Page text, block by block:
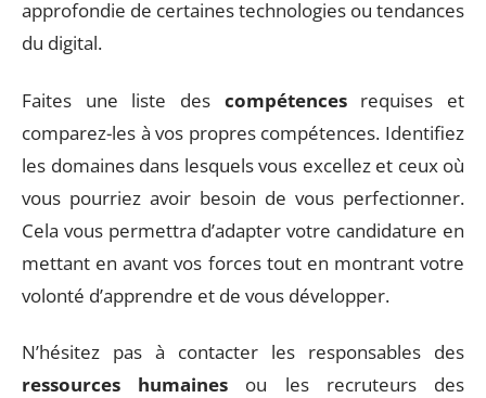
approfondie de certaines technologies ou tendances
du digital.
Faites une liste des compétences requises et
comparez-les à vos propres compétences. Identifiez
les domaines dans lesquels vous excellez et ceux où
vous pourriez avoir besoin de vous perfectionner.
Cela vous permettra d’adapter votre candidature en
mettant en avant vos forces tout en montrant votre
volonté d’apprendre et de vous développer.
N’hésitez pas à contacter les responsables des
ressources humaines ou les recruteurs des